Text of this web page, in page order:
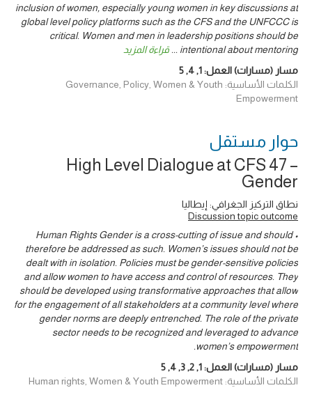
inclusion of women, especially young women in key discussions at
global level policy platforms such as the CFS and the UNFCCC is
critical. Women and men in leadership positions should be
intentional about mentoring
... قراءة المزيد
مسار (مسارات) العمل:1
,
4
,
5
الكلمات الأساسية: Governance, Policy, Women & Youth
Empowerment
حوار ‎مستقل
High Level Dialogue at CFS 47 –
Gender
نطاق التركيز الجغرافي: إيطاليا
Discussion topic outcome
• Human Rights Gender is a cross-cutting of issue and should
therefore be addressed as such. Women’s issues should not be
dealt with in isolation. Policies must be gender-sensitive policies
and allow women to have access and control of resources. They
should be developed using transformative approaches that allow
for the engagement of all stakeholders at a community level where
gender norms are deeply entrenched. The role of the private
sector needs to be recognized and leveraged to advance
women’s empowerment.
مسار (مسارات) العمل:1
,
2
,
3
,
4
,
5
الكلمات الأساسية: Human rights, Women & Youth Empowerment